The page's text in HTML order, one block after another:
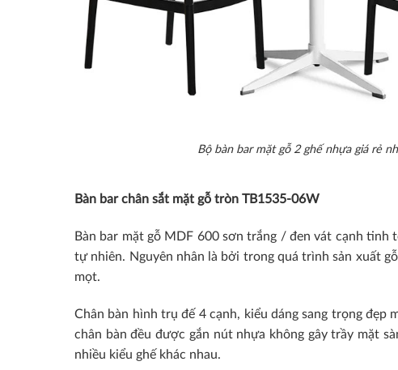
Bộ bàn bar mặt gỗ 2 ghế nhựa giá rẻ
Bàn bar chân sắt mặt gỗ tròn TB1535-06W
Bàn bar mặt gỗ MDF 600 sơn trắng / đen vát cạnh tinh
tự nhiên. Nguyên nhân là bởi trong quá trình sản xuất
mọt.
Chân bàn hình trụ đế 4 cạnh, kiểu dáng sang trọng
chân bàn đều được gắn nút nhựa không gây trầy mặt
nhiều kiểu ghế khác nhau.